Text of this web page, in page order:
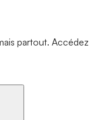
partout. Accédez